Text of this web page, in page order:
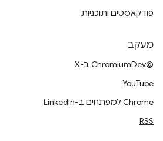
פודקאסטים ותוכניות
מעקב
@ChromiumDev ב-X
YouTube
Chrome למפתחים ב-LinkedIn
RSS